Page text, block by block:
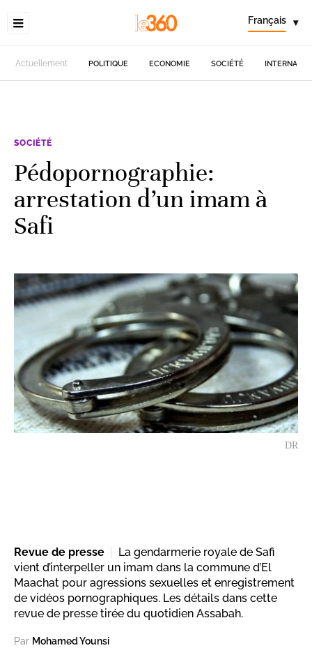
Français ▾
Actuellement POLITIQUE ECONOMIE SOCIÉTÉ
SOCIÉTÉ
Pédopornographie:
arrestation d’un imam à
Safi
DR
Revue de presse
La gendarmerie royale de Safi
vient d’interpeller un imam dans la commune d’El
Maachat pour agressions sexuelles et enregistrement
de vidéos pornographiques. Les détails dans cette
revue de presse tirée du quotidien Assabah.
Par Mohamed Younsi